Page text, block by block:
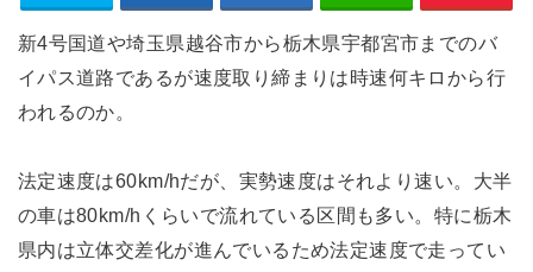
新4号国道や埼玉県越谷市から栃木県宇都宮市までのバ
イパス道路であるが速度取り締まりは時速何キロから行
われるのか。
法定速度は60km/hだが、実勢速度はそれより速い。大半
の車は80km/hくらいで流れている区間も多い。特に栃木
県内は立体交差化が進んでいるため法定速度で走ってい